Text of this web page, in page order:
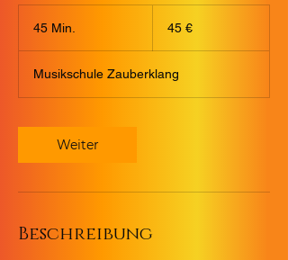
45 Min.
i
n
45 €
Musikschule Zauberklang
Weiter
Beschreibung